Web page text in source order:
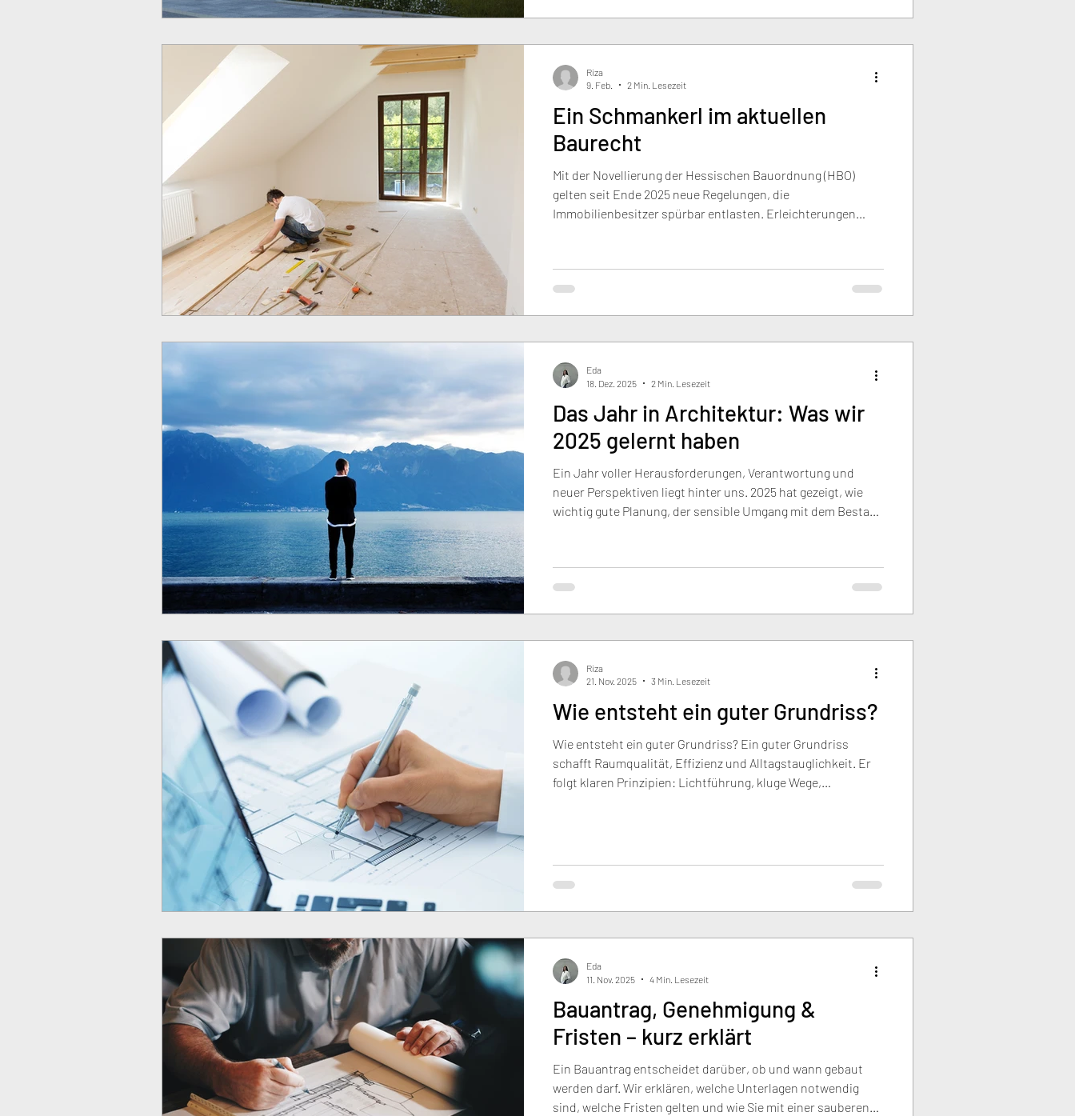
Ein Schmankerl im aktuellen
Baurecht
Mit der Novellierung der Hessischen Bauordnung (HBO)
gelten seit Ende 2025 neue Regelungen, die
Immobilienbesitzer spürbar entlasten. Erleichterungen
Umbau, Erweiterung und Nachverdichtung. Wir zeigen, was
das konkret bedeutet und worauf jetzt zu achten ist.
Riza
9. Feb.
2 Min. Lesezeit
Das Jahr in Architektur: Was wir
2025 gelernt haben
Ein Jahr voller Herausforderungen, Verantwortung und
neuer Perspektiven liegt hinter uns. 2025 hat gezeigt, wie
wichtig gute Planung, der sensible Umgang mit dem Bestand
bedeutet für uns, Räume mit Weitblick zu gestalten und
Bestehendes verantwortungsvoll weiterzuentwickeln.
Eda
18. Dez. 2025
2 Min. Lesezeit
Wie entsteht ein guter Grundriss?
Wie entsteht ein guter Grundriss? Ein guter Grundriss
schafft Raumqualität, Effizienz und Alltagstauglichkeit. Er
folgt klaren Prinzipien: Lichtführung, kluge Wege,
Riza
21. Nov. 2025
3 Min. Lesezeit
Bauantrag, Genehmigung &
Fristen – kurz erklärt
Ein Bauantrag entscheidet darüber, ob und wann gebaut
werden darf. Wir erklären, welche Unterlagen notwendig
sind, welche Fristen gelten und wie Sie mit einer sauberen
Eda
11. Nov. 2025
4 Min. Lesezeit